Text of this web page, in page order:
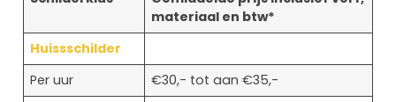
materiaal en btw*
Huissschilder
Per uur
€30,- tot aan €35,-